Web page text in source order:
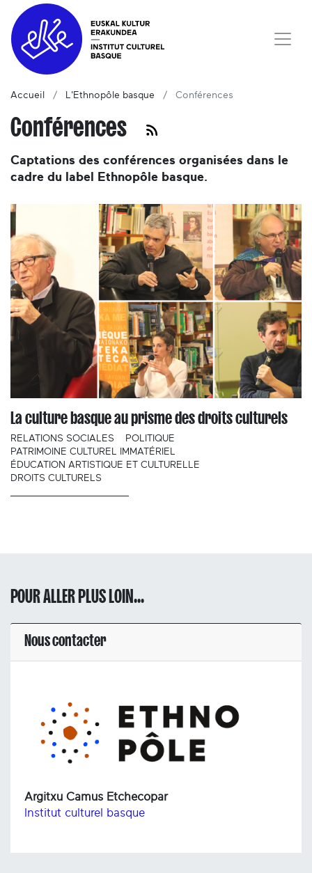
Accueil L'Ethnopôle basque Conférences
Conférences
Captations des conférences organisées dans le
cadre du label Ethnopôle basque.
La culture basque au prisme des droits culturels
RELATIONS SOCIALES
POLITIQUE
PATRIMOINE CULTUREL IMMATÉRIEL
ÉDUCATION ARTISTIQUE ET CULTURELLE
DROITS CULTURELS
POUR ALLER PLUS LOIN...
Nous contacter
Argitxu Camus Etchecopar
Institut culturel basque